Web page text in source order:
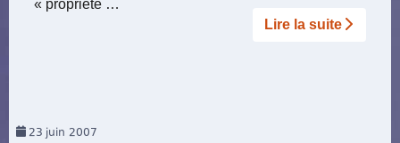
« propriété …
Lire la suite­­
23 juin 2007